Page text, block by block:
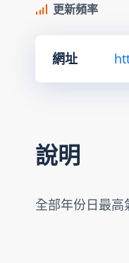
更新頻率
網址
說明
全部年份日最高